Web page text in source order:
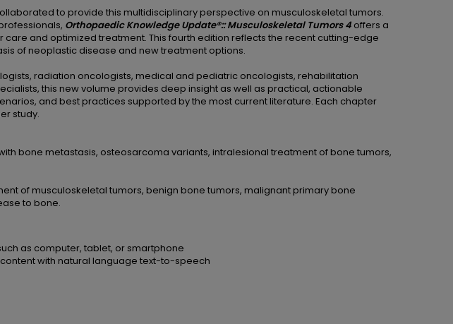
to provide this multidisciplinary perspective on musculoskeletal tumors.
Orthopaedic Knowledge Update®:: Musculoskeletal Tumors 4 offers a
and optimized treatment. This fourth edition reflects the recent cutting-edge
of neoplastic disease and new treatment options.
radiation oncologists, medical and pediatric oncologists, rehabilitation
this new volume provides deep insight as well as practical, actionable
and best practices supported by the most current literature. Each chapter
study.
bone metastasis, osteosarcoma variants, intralesional treatment of bone tumors,
of musculoskeletal tumors, benign bone tumors, malignant primary bone
to bone.
as computer, tablet, or smartphone
with natural language text-to-speech